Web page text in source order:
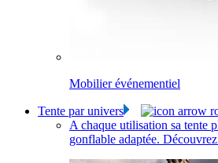
Mobilier événementiel
Tente par univers
A chaque utilisation sa tente
gonflable adaptée.